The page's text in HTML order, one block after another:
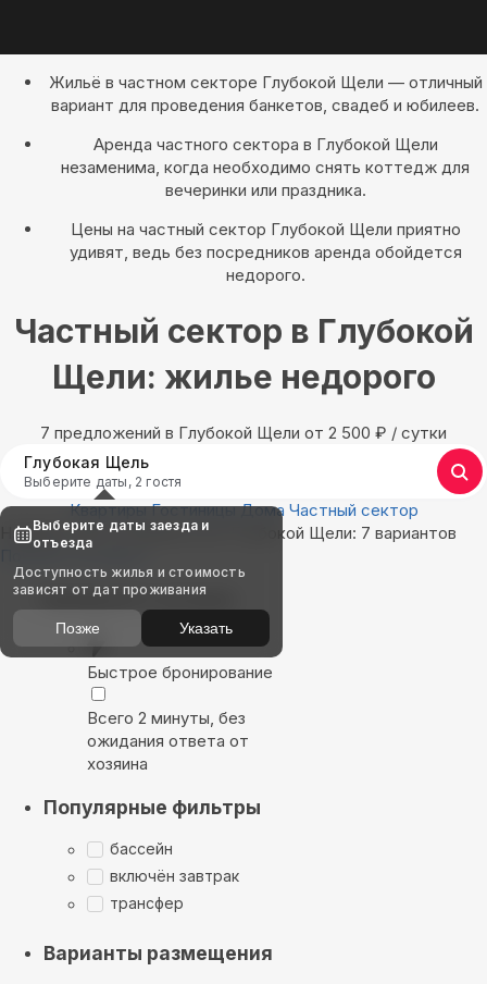
Жильё в частном секторе Глубокой Щели — отличный
вариант для проведения банкетов, свадеб и юбилеев.
Аренда частного сектора в Глубокой Щели
незаменима, когда необходимо снять коттедж для
вечеринки или праздника.
Цены на частный сектор Глубокой Щели приятно
удивят, ведь без посредников аренда обойдется
недорого.
Частный сектор в Глубокой
Щели: жилье недорого
7 предложений в Глубокой Щели oт 2 500 ₽ / сутки
Глубокая Щель
Выберите даты, 2 гостя
Квартиры Гостиницы Дома Частный сектор
Найдём, где остановиться в Глубокой Щели: 7 вариантов
Показать на карте
Выбирайте лучшее
Быстрое бронирование
Всего 2 минуты, без
ожидания ответа от
хозяина
Популярные фильтры
бассейн
включён завтрак
трансфер
Варианты размещения
Выберите даты заезда и
отъезда
Доступность жилья и стоимость
зависят от дат проживания
Позже Указать